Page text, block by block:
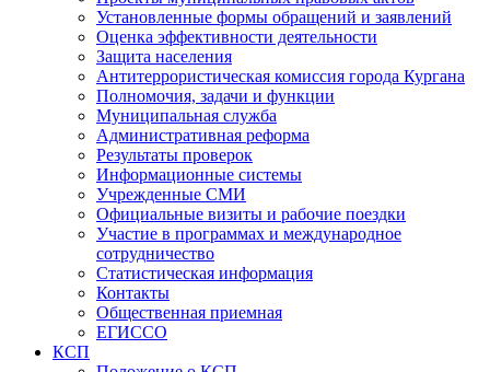
Установленные формы обращений и заявлений
Оценка эффективности деятельности
Защита населения
Антитеррористическая комиссия города Кургана
Полномочия, задачи и функции
Муниципальная служба
Административная реформа
Результаты проверок
Информационные системы
Учрежденные СМИ
Официальные визиты и рабочие поездки
Участие в программах и международное
сотрудничество
Статистическая информация
Контакты
Общественная приемная
ЕГИССО
КСП